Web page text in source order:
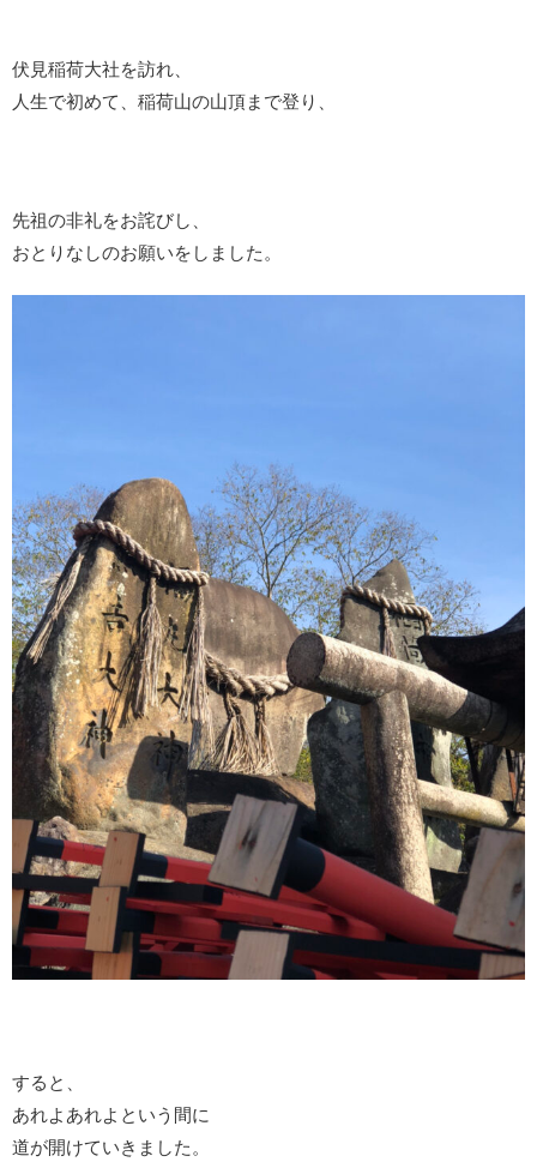
伏見稲荷大社を訪れ、
人生で初めて、稲荷山の山頂まで登り、
先祖の非礼をお詫びし、
おとりなしのお願いをしました。
すると、
あれよあれよという間に
道が開けていきました。